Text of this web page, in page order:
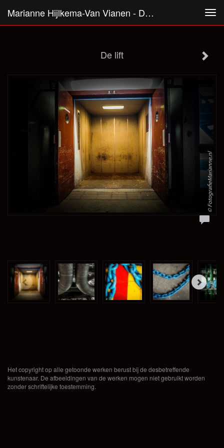
Marianne Hijlkema-Van Vianen - De Lift
De lift
Het copyright op alle getoonde werken berust bij de desbetreffende
kunstenaar. De afbeeldingen van de werken mogen niet gebruikt worden
zonder schriftelijke toestemming.